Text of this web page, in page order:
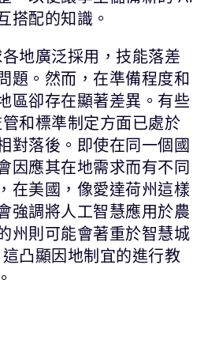
搭配的知識。
地廣泛採用，技能落差
題。然而，在準備程度和
區卻存在顯著差異。有些
和標準制定方面已處於
對落後。即使在同一個國
因應其在地需求而有不同
在美國，像愛達荷州這樣
強調將人工智慧應用於農
州則可能會著重於智慧城
凸顯因地制宜的進行教